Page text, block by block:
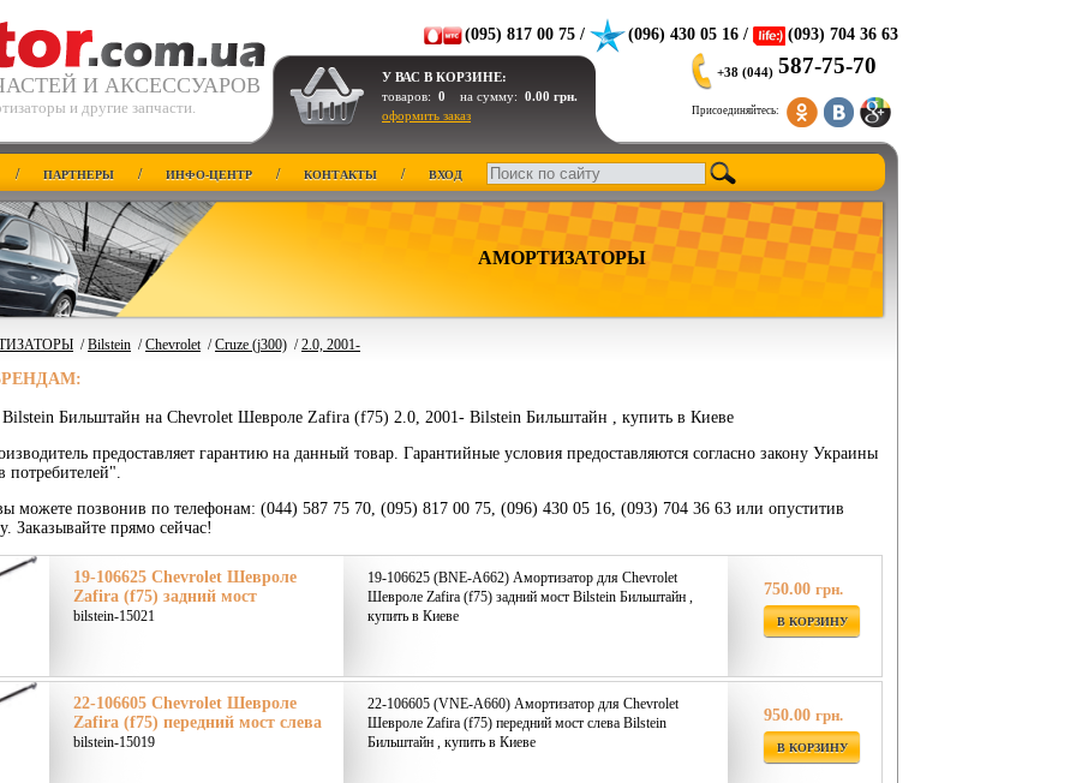
И АКСЕССУАРОВ
и другие запчасти.
(095) 817 00 75 / (096) 430 05 16 / (093) 704 36 63
У ВАС В КОРЗИНЕ:
товаров: 0 на сумму: 0.00 грн.
оформить заказ
+38 (044) 587-75-70
Присоединяйтесь:
/ ПАРТНЕРЫ / ИНФО-ЦЕНТР / КОНТАКТЫ / ВХОД
АМОРТИЗАТОРЫ
/Bilstein /Chevrolet/Cruze (j300) /2.0, 2001-
Бильштайн на Chevrolet Шевроле Zafira (f75) 2.0, 2001- Bilstein Бильштайн , купить в Киеве
предоставляет гарантию на данный товар. Гарантийные условия предоставляются согласно закону Украины
потребителей".
можете позвонив по телефонам: (044) 587 75 70, (095) 817 00 75, (096) 430 05 16, (093) 704 36 63 или опуститив
Заказывайте прямо сейчас!
19-106625 Chevrolet Шевроле
Zafira (f75) задний мост
bilstein-15021
19-106625 (BNE-A662) Амортизатор для Chevrolet
Шевроле Zafira (f75) задний мост Bilstein Бильштайн ,
купить в Киеве
750.00 грн.
В КОРЗИНУ
22-106605 Chevrolet Шевроле
Zafira (f75) передний мост слева
bilstein-15019
22-106605 (VNE-A660) Амортизатор для Chevrolet
Шевроле Zafira (f75) передний мост слева Bilstein
Бильштайн , купить в Киеве
950.00 грн.
В КОРЗИНУ